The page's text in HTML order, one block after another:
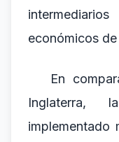
económicos
En
Inglaterra,
implementado